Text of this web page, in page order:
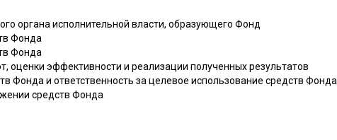
органа исполнительной власти, образующего Фонд
Фонда
Фонда
оценки эффективности и реализации полученных результатов
Фонда и ответственность за целевое использование средств Фонда
средств Фонда